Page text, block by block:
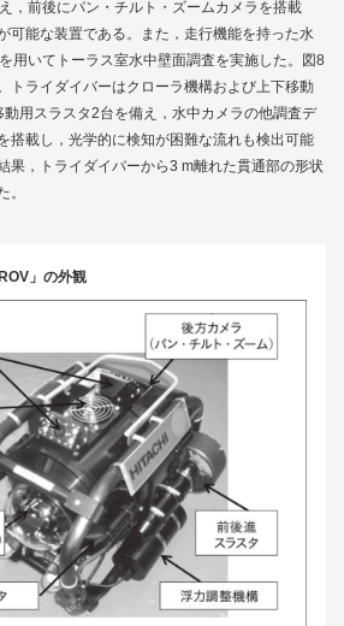
，前後にパン・チルト・ズームカメラを搭載
可能な装置である。また，走行機能を持った水
用いてトーラス室水中壁面調査を実施した。
図8
トライダイバーはクローラ機構および上下移動
用スラスタ2台を備え，水中カメラの他調査デ
搭載し，光学的に検知が困難な流れも検出可能
果，トライダイバーから3 m離れた貫通部の形状
。
」の外観